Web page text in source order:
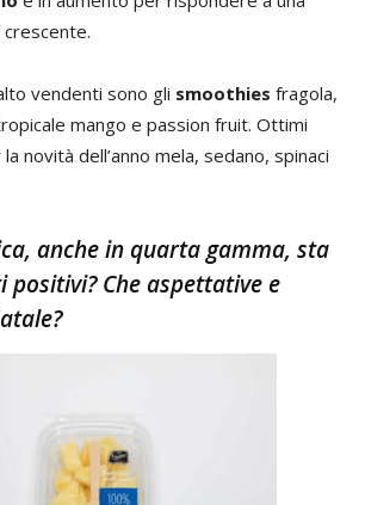
vendenti sono gli smoothies fragola,
mango e passion fruit. Ottimi
novità dell’anno mela, sedano, spinaci
anche in quarta gamma, sta
Che aspettative e